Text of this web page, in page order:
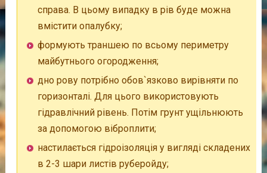
справа. В цьому випадку в рів буде можна
вмістити опалубку;
формують траншею по всьому периметру
майбутнього огородження;
дно рову потрібно обов`язково вирівняти по
горизонталі. Для цього використовують
гідравлічний рівень. Потім грунт ущільнюють
за допомогою віброплити;
настилається гідроізоляція у вигляді складених
в 2-3 шари листів руберойду;